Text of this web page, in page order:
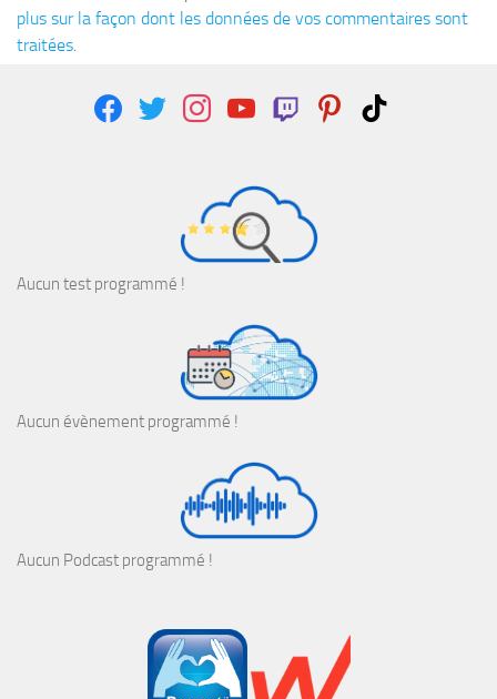
plus sur la façon dont les données de vos commentaires sont
traitées
facebooktwitter instagramyoutubetwitch pinteresttiktok
Aucun test programmé !
Aucun évènement programmé !
Aucun Podcast programmé !